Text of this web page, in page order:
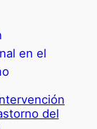
del